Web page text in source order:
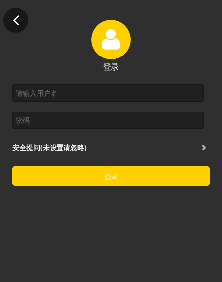
登录
安全提问(未设置请忽略)
登录